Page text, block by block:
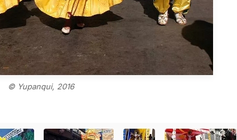
© Yupanqui, 2016